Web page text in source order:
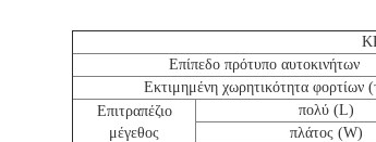
Επίπεδο πρότυπο αυτοκινήτων
Εκτιμημένη χωρητικότητα φορτίων
Επιτραπέζιο
μέγεθος
πολύ (L)
πλάτος (W)